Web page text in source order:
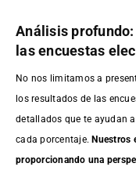
Análisis
las encuestas
No nos limitamos a
los resultados de las
detallados que te ayudan
cada porcentaje.Nuestros
proporcionando una